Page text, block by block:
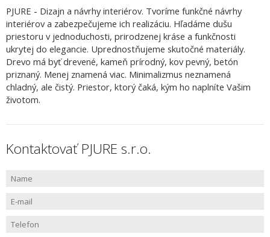
PJURE - Dizajn a návrhy interiérov. Tvoríme funkčné návrhy
interiérov a zabezpečujeme ich realizáciu. Hľadáme dušu
priestoru v jednoduchosti, prirodzenej kráse a funkčnosti
ukrytej do elegancie. Uprednostňujeme skutočné materiály.
Drevo má byť drevené, kameň prírodný, kov pevný, betón
priznaný. Menej znamená viac. Minimalizmus neznamená
chladný, ale čistý. Priestor, ktorý čaká, kým ho naplníte Vašim
životom.
Kontaktovať PJURE s.r.o.